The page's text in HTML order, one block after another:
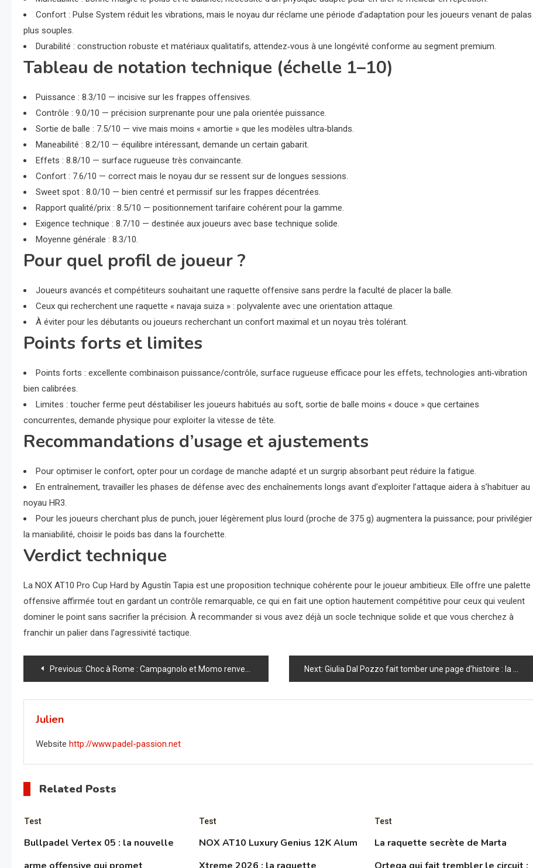
Confort : Pulse System réduit les vibrations, mais le noyau dur réclame une période d’adaptation pour les joueurs venant de palas
plus souples.
Durabilité : construction robuste et matériaux qualitatifs, attendez‑vous à une longévité conforme au segment premium.
Tableau de notation technique (échelle 1–10)
Puissance : 8.3/10 — incisive sur les frappes offensives.
Contrôle : 9.0/10 — précision surprenante pour une pala orientée puissance.
Sortie de balle : 7.5/10 — vive mais moins « amortie » que les modèles ultra‑blands.
Maneabilité : 8.2/10 — équilibre intéressant, demande un certain gabarit.
Effets : 8.8/10 — surface rugueuse très convaincante.
Confort : 7.6/10 — correct mais le noyau dur se ressent sur de longues sessions.
Sweet spot : 8.0/10 — bien centré et permissif sur les frappes décentrées.
Rapport qualité/prix : 8.5/10 — positionnement tarifaire cohérent pour la gamme.
Exigence technique : 8.7/10 — destinée aux joueurs avec base technique solide.
Moyenne générale : 8.3/10.
Pour quel profil de joueur ?
Joueurs avancés et compétiteurs souhaitant une raquette offensive sans perdre la faculté de placer la balle.
Ceux qui recherchent une raquette « navaja suiza » : polyvalente avec une orientation attaque.
À éviter pour les débutants ou joueurs recherchant un confort maximal et un noyau très tolérant.
Points forts et limites
Points forts : excellente combinaison puissance/contrôle, surface rugueuse efficace pour les effets, technologies anti‑vibration
bien calibrées.
Limites : toucher ferme peut déstabiliser les joueurs habitués au soft, sortie de balle moins « douce » que certaines
concurrentes, demande physique pour exploiter la vitesse de tête.
Recommandations d’usage et ajustements
Pour optimiser le confort, opter pour un cordage de manche adapté et un surgrip absorbant peut réduire la fatigue.
En entraînement, travailler les phases de défense avec des enchaînements longs avant d’exploiter l’attaque aidera à s’habituer au
noyau HR3.
Pour les joueurs cherchant plus de punch, jouer légèrement plus lourd (proche de 375 g) augmentera la puissance; pour privilégier
la maniabilité, choisir le poids bas dans la fourchette.
Verdict technique
La NOX AT10 Pro Cup Hard by Agustín Tapia est une proposition technique cohérente pour le joueur ambitieux. Elle offre une palette
offensive affirmée tout en gardant un contrôle remarquable, ce qui en fait une option hautement compétitive pour ceux qui veulent
dominer le point sans sacrifier la précision. À recommander si vous avez déjà un socle technique solide et que vous cherchez à
franchir un palier dans l’agressivité tactique.
Navigation
de
l’article
Previous: Choc à Rome : Campagnolo et Momo renversent les n°3 et débarquent en quarts — le match qui a fait pleurer le public Next: Giulia Dal Pozzo fait tomber une page d’histoire : la jeune Italienne crée l’exploit et propulse l’Italie en quarts d’un Major — le match fou à voir
Julien
Website http://www.padel-passion.net
Related Posts
Test
Bullpadel Vertex 05 : la nouvelle
Test
NOX AT10 Luxury Genius 12K Alum
Test
La raquette secrète de Marta